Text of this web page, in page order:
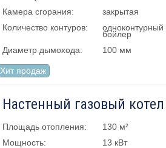
Камера сгорания:
закрытая
Количество контуров:
одноконтурный
бойлер
Диаметр дымохода:
100 мм
Хит продаж
Площадь отопления:
130 м²
Мощность:
13 кВт